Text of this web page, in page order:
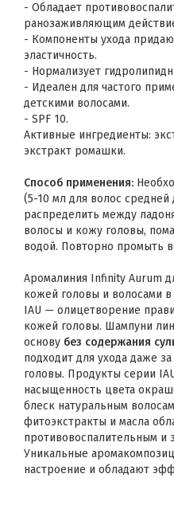
- Обладает
ранозаживляющим
- Компоненты ухода
эластичность.
- Нормализует
- Идеален для частого
детскими волосами.
- SPF 10.
Активные ингредиенты:
экстракт ромашки.
Способ применения:
(5-10 мл для волос
распределить между
волосы и кожу головы,
водой. Повторно промыть
Аромалиния Infinity Aurum
кожей головы и волосами
IAU — олицетворение
кожей головы. Шампуни
основу без содержания
подходит для ухода даже
головы. Продукты серии
насыщенность цвета
блеск натуральным
фитоэкстракты и масла
противовоспалительным и
Уникальные
настроение и обладают